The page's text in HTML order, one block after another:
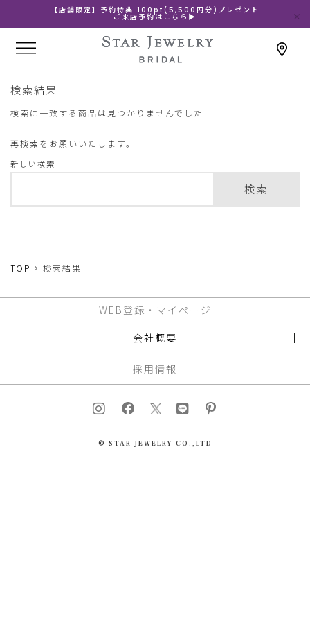
【店舗限定】予約特典 100pt(5,500円分)プレゼント
ご来店予約はこちら▶
検索結果
検索に一致する商品は見つかりませんでした:
再検索をお願いいたします。
新しい検索
検索
TOP 検索結果
WEB登録・マイページ
会社概要
採用情報
© STAR JEWELRY CO.,LTD